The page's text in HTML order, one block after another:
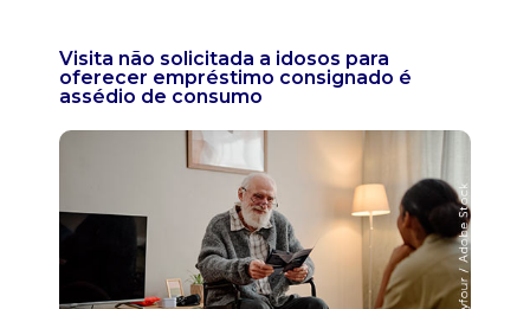
Visita não solicitada a idosos para
oferecer empréstimo consignado é
assédio de consumo